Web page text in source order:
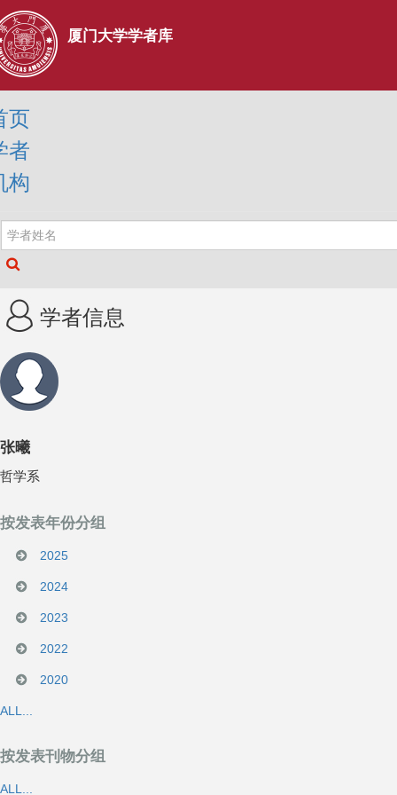
厦门大学学者库
页
者
构
学者信息
张曦
哲学系
按发表年份分组
2025
2024
2023
2022
2020
ALL...
按发表刊物分组
ALL...